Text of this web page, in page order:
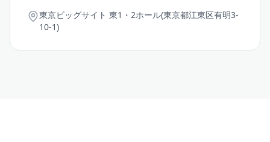
東京ビッグサイト 東1・2ホール(東京都江東区有明3-
10-1)